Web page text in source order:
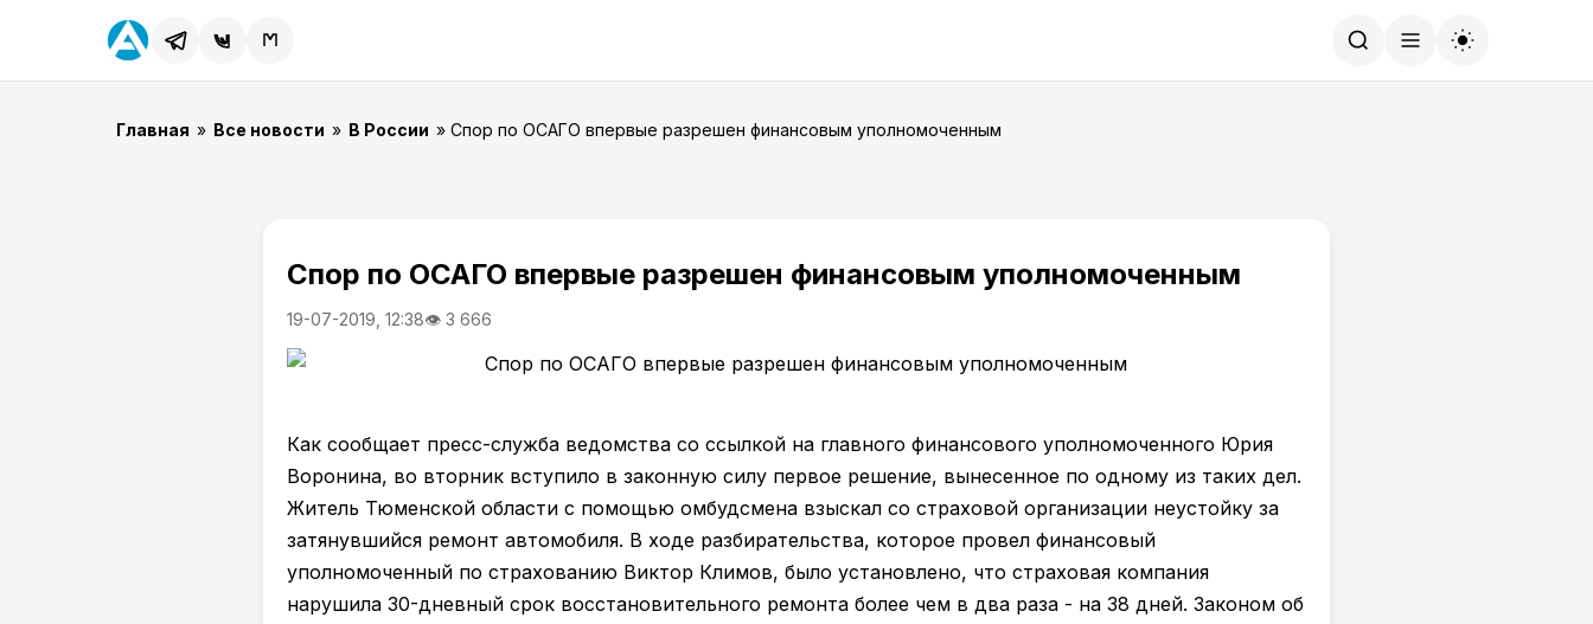
Главная » Все новости » В России » Спор по ОСАГО впервые разрешен финансовым уполномоченным
Спор по ОСАГО впервые разрешен финансовым уполномоченным
19-07-2019, 12:38👁 3 666
Как сообщает пресс-служба ведомства со ссылкой на главного финансового уполномоченного Юрия
Воронина, во вторник вступило в законную силу первое решение, вынесенное по одному из таких дел.
Житель Тюменской области с помощью омбудсмена взыскал со страховой организации неустойку за
затянувшийся ремонт автомобиля. В ходе разбирательства, которое провел финансовый
уполномоченный по страхованию Виктор Климов, было установлено, что страховая компания
нарушила 30-дневный срок восстановительного ремонта более чем в два раза - на 38 дней. Законом об